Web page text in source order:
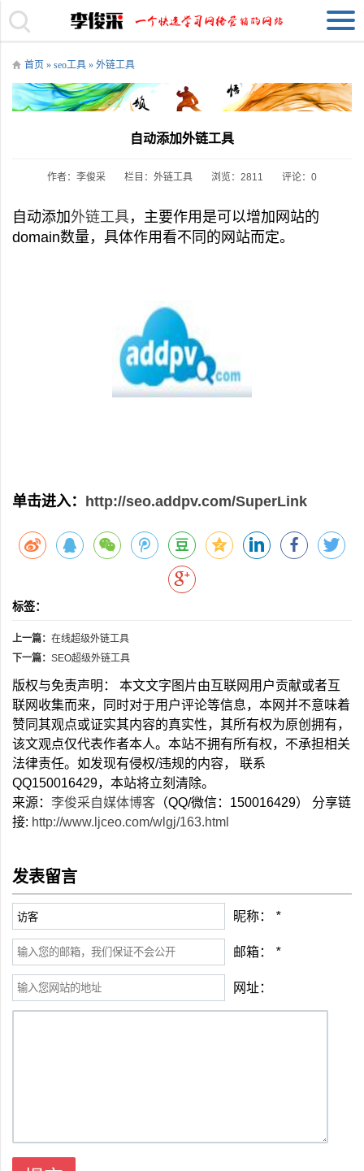
首页 » seo工具 » 外链工具
自动添加外链工具
作者：李俊采 栏目： 外链工具 浏览：2811 评论：0
自动添加 外链工具 ，主要作用是可以增加网站的
domain数量，具体作用看不同的网站而定。
单击进入： http://seo.addpv.com/SuperLink
标签：
上一篇： 在线超级外链工具
下一篇： SEO超级外链工具
版权与免责声明： 本文文字图片由互联网用户贡献或者互
联网收集而来，同时对于用户评论等信息，本网并不意味着
赞同其观点或证实其内容的真实性，其所有权为原创拥有，
该文观点仅代表作者本人。本站不拥有所有权，不承担相关
法律责任。如发现有侵权/违规的内容， 联系
QQ150016429，本站将立刻清除。
来源： 李俊采自媒体博客 （QQ/微信：150016429） 分享链
接: http://www.ljceo.com/wlgj/163.html
发表留言
昵称： *
邮箱： *
网址：